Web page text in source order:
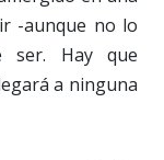
-aunque no lo
ser. Hay que
a ninguna